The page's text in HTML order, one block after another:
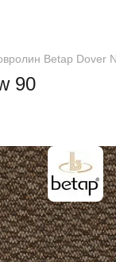
Betap Dover
90